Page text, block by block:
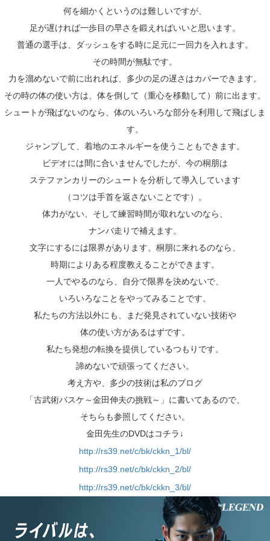
何を細かくというのは難しいですが、
足が遅ければ一歩目の早さを鍛えればいいと思います。
普通の選手は、ダッシュをする時に足元に一回力を入れます。
その時間が無駄です。
力を溜めないで前に出れれば、多少の足の遅さはカバーできます。
その時の体の使い方は、体を倒して（重心を移動して） 前に出ます。
シュートが飛ばないのなら、 体のいろいろな部分を利用して飛ばしま
す。
ジャンプして、着地のエネルギーを使うこともできます。
ビデオには間に合いませんでしたが、今の桐朋は
ステファンカリーのシュートを分析して導入しています
（コツは手首を返さないことです）。
体力がない、そして練習時間が取れないのなら、
ナンバ走りで補えます。
文字にするには限界があります。桐朋に来れるのなら、
時期によりある程度教えることができます。
一人でやるのなら、自分で限界を決めないで、
いろいろなことをやってみることです。
私たちの方法以外にも、まだ発見されていない技術や
体の使い方があるはずです。
私たち発想の転換を提供しているつもりです。
諦めないで頑張ってください。
考え方や、多少の技術は私のブログ
「古武術バスケ～金田伸夫の挑戦～」に書いてあるので、
そちらも参照してください。
金田先生のDVDはコチラ↓
http://rs39.net/c/bk/ckkn_1/bl/
http://rs39.net/c/bk/ckkn_2/bl/
http://rs39.net/c/bk/ckkn_3/bl/